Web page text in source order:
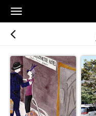
Toggle
navigation